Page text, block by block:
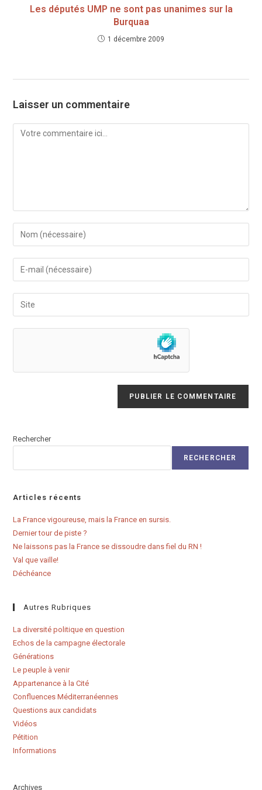
Les députés UMP ne sont pas unanimes sur la
Burquaa
1 décembre 2009
Laisser un commentaire
Comment
Enter
your
name
comment
Enter
your
email
address
Saisir
l’URL
de
(facultatif)
Rechercher
RECHERCHER
Articles récents
La France vigoureuse, mais la France en sursis.
Dernier tour de piste ?
Ne laissons pas la France se dissoudre dans fiel du RN !
Val que vaille!
Déchéance
Autres Rubriques
La diversité politique en question
Echos de la campagne électorale
Générations
Le peuple à venir
Appartenance à la Cité
Confluences Méditerranéennes
Questions aux candidats
Vidéos
Pétition
Informations
Archives